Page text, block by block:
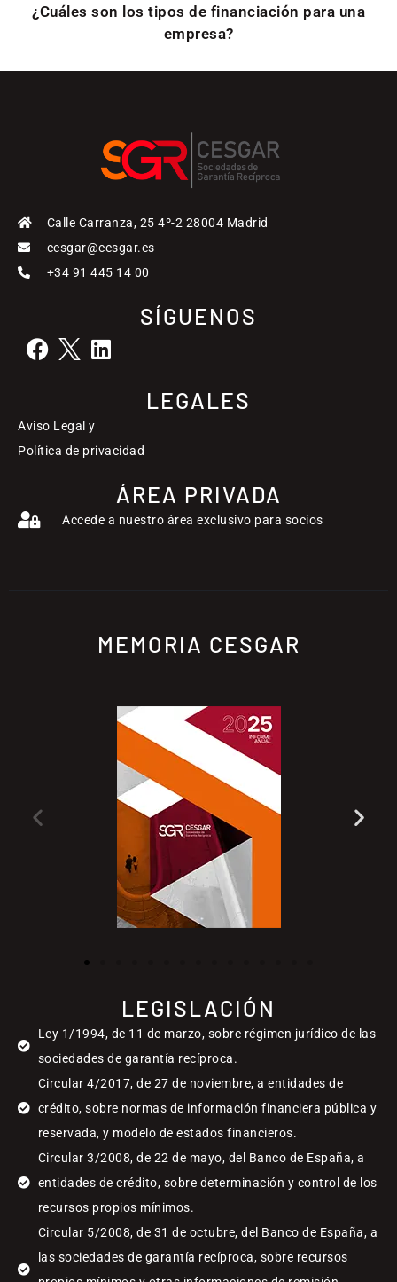
¿Cuáles son los tipos de financiación para una
empresa?
Calle Carranza, 25 4º-2 28004 Madrid
cesgar@cesgar.es
+34 91 445 14 00
SÍGUENOS
LEGALES
Aviso Legal y
Política de privacidad
ÁREA PRIVADA
Accede a nuestro área exclusivo para socios
MEMORIA CESGAR
LEGISLACIÓN
Ley 1/1994, de 11 de marzo, sobre régimen jurídico de las
sociedades de garantía recíproca.
Circular 4/2017, de 27 de noviembre, a entidades de
crédito, sobre normas de información financiera pública y
reservada, y modelo de estados financieros.
Circular 3/2008, de 22 de mayo, del Banco de España, a
entidades de crédito, sobre determinación y control de los
recursos propios mínimos.
Circular 5/2008, de 31 de octubre, del Banco de España, a
las sociedades de garantía recíproca, sobre recursos